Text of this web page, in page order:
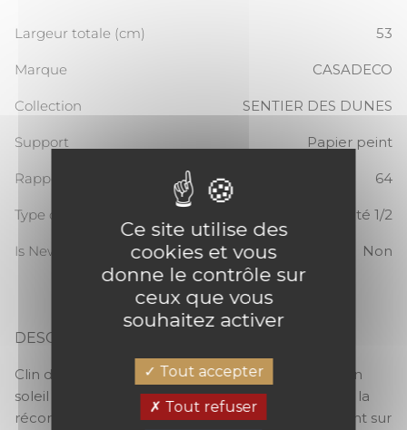
Largeur totale (cm) 53
Marque CASADECO
Collection SENTIER DES DUNES
Support Papier peint
Rapport Vertical 64
Type de raccord Raccord sauté 1/2
Is New Non
DESCRIPTION
LITTORAL
Clin d’œil méditerranéen Une promenade sous un
soleil brûlant, une pause sous les pins parasol… et la
récompense finale : un point de vue époustouflant sur
Ce site utilise des
cookies et vous
donne le contrôle sur
ceux que vous
souhaitez activer
Tout accepter
Tout refuser